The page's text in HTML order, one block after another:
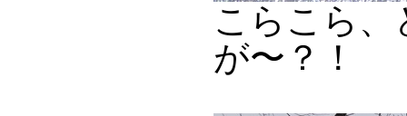
こらこら
が〜？！